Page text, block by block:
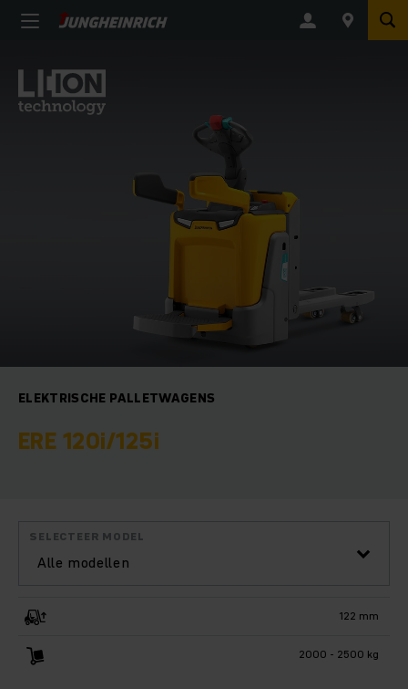
ELEKTRISCHE PALLETWAGENS
ERE 120i/125i
Alle modellen
SELECTEER MODEL
122 mm
2000 - 2500 kg